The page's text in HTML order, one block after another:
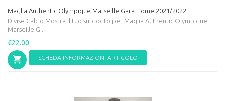
Maglia Authentic Olympique Marseille Gara Home 2021/2022
Divise Calcio Mostra il tuo supporto per Maglia Authentic Olympique
Marseille G...
€22.00
SCHEDA INFORMAZIONI ARTICOLO